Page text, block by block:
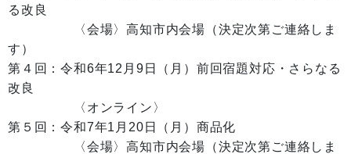
る改良
〈会場〉高知市内会場（決定次第ご連絡しま
す）
第４回：令和6年12月9日（月）前回宿題対応・さらなる
改良
〈オンライン〉
第５回：令和7年1月20日（月）商品化
〈会場〉高知市内会場（決定次第ご連絡しま